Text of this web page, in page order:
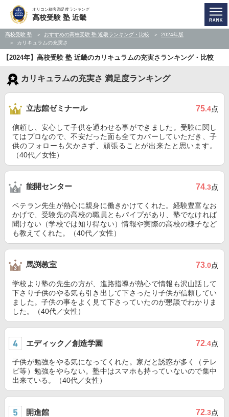
オリコン顧客満足度ランキング
高校受験 塾 近畿
高校受験 塾 おすすめの高校受験 塾 近畿ランキング・比較
2024年版
カリキュラムの充実さ
【2024年】高校受験 塾 近畿のカリキュラムの充実さランキング・比較
カリキュラムの充実さ 満足度ランキング
立志館ゼミナール 75.4点
信頼し、安心して子供を通わせる事ができました。受験に関し
てはプロなので、不安だった面も全てカバーしていただき、子
供のフォローも欠かさず、頑張ることが出来たと思います。
（40代／女性）
能開センター 74.3点
ベテラン先生が熱心に親身に働きかけてくれた。経験豊富なお
かげで、受験先の高校の職員ともパイプがあり、塾でなければ
聞けない（学校では知り得ない）情報や実際の高校の様子など
も教えてくれた。（40代／女性）
馬渕教室 73.0点
学校より塾の先生の方が、進路指導が熱心で情報も沢山話して
下さり子供のやる気も引き出して下さったり子供が信頼してい
ました。子供の事をよく見て下さっていたのが懇談でわかりま
した。（40代／女性）
エディック／創造学園 72.4点
子供が勉強をやる気になってくれた。家だと誘惑が多く（テレ
ビ等）勉強をやらない。塾中はスマホも持っていないので集中
出来ている。（40代／女性）
開進館 72.3点